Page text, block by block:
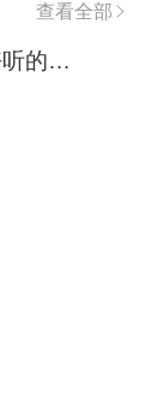
查看全部
欧美精选丨节奏轻快/旋律好听的珍藏英文歌